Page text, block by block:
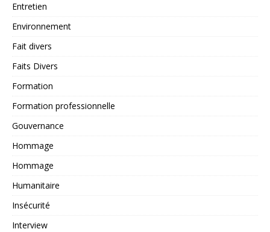
Entretien
Environnement
Fait divers
Faits Divers
Formation
Formation professionnelle
Gouvernance
Hommage
Hommage
Humanitaire
Insécurité
Interview